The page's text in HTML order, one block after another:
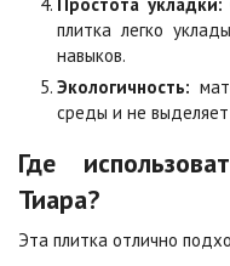
Цена по запросу
Сорренто
Цена по запросу
плитка легко
навыков.
Экологичность:
среды и не
Где
Тиара?
Эта плитка отлично